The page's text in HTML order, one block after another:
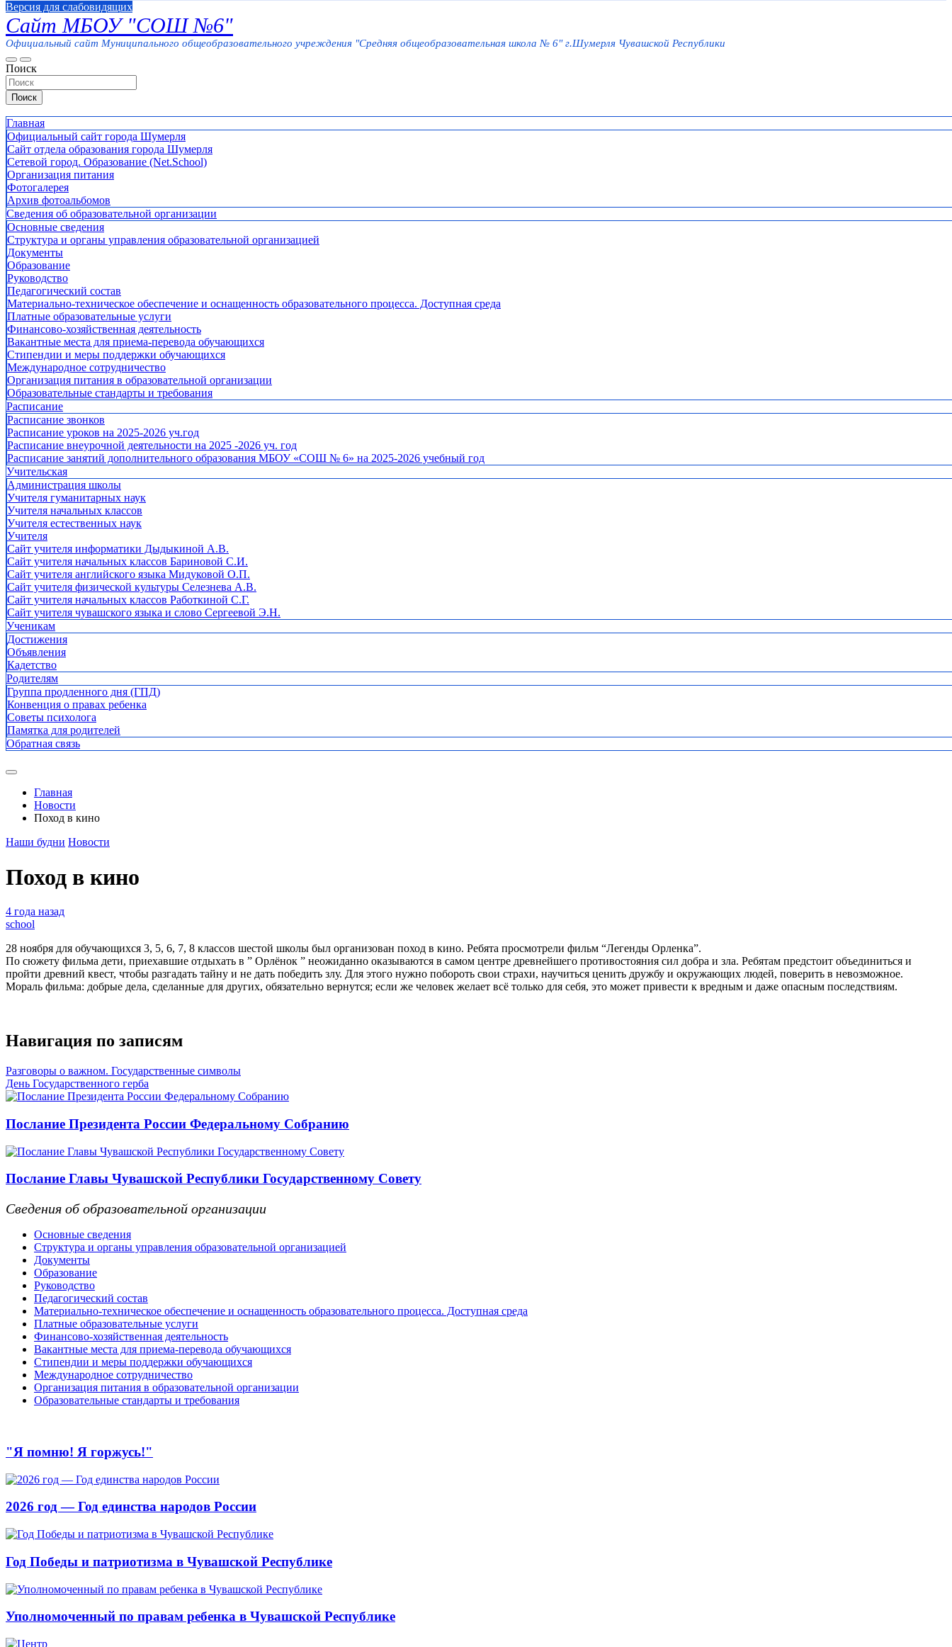
Версия для слабовидящих
Сайт МБОУ "СОШ №6"
Официальный сайт Муниципального общеобразовательного учреждения "Средняя общеобразовательная школа № 6" г.Шумерля Чувашской Республики
Поиск
Поиск
Главная
Официальный сайт города Шумерля
Сайт отдела образования города Шумерля
Сетевой город. Образование (Net.School)
Организация питания
Фотогалерея
Архив фотоальбомов
Сведения об образовательной организации
Основные сведения
Структура и органы управления образовательной организацией
Документы
Образование
Руководство
Педагогический состав
Материально-техническое обеспечение и оснащенность образовательного процесса. Доступная среда
Платные образовательные услуги
Финансово-хозяйственная деятельность
Вакантные места для приема-перевода обучающихся
Стипендии и меры поддержки обучающихся
Международное сотрудничество
Организация питания в образовательной организации
Образовательные стандарты и требования
Расписание
Расписание звонков
Расписание уроков на 2025-2026 уч.год
Расписание внеурочной деятельности на 2025 -2026 уч. год
Расписание занятий дополнительного образования МБОУ «СОШ № 6» на 2025-2026 учебный год
Учительская
Администрация школы
Учителя гуманитарных наук
Учителя начальных классов
Учителя естественных наук
Учителя
Cайт учителя информатики Дыдыкиной А.В.
Сайт учителя начальных классов Бариновой С.И.
Сайт учителя английского языка Мидуковой О.П.
Сайт учителя физической культуры Селезнева А.В.
Сайт учителя начальных классов Работкиной С.Г.
Сайт учителя чувашского языка и слово Сергеевой Э.Н.
Ученикам
Достижения
Объявления
Кадетство
Родителям
Группа продленного дня (ГПД)
Конвенция о правах ребенка
Советы психолога
Памятка для родителей
Обратная связь
Главная
Новости
Поход в кино
Наши будни Новости
Поход в кино
4 года назад
school
28 ноября для обучающихся 3, 5, 6, 7, 8 классов шестой школы был организован поход в кино. Ребята просмотрели фильм “Легенды Орленка”.
По сюжету фильма дети, приехавшие отдыхать в ” Орлёнок ” неожиданно оказываются в самом центре древнейшего противостояния сил добра и зла. Ребятам предстоит объединиться и
пройти древний квест, чтобы разгадать тайну и не дать победить злу. Для этого нужно побороть свои страхи, научиться ценить дружбу и окружающих людей, поверить в невозможное.
Мораль фильма: добрые дела, сделанные для других, обязательно вернутся; если же человек желает всё только для себя, это может привести к вредным и даже опасным последствиям.
Навигация по записям
Разговоры о важном. Государственные символы
День Государственного герба
Послание Президента России Федеральному Собранию
Послание Главы Чувашской Республики Государственному Совету
Сведения об образовательной организации
Основные сведения
Структура и органы управления образовательной организацией
Документы
Образование
Руководство
Педагогический состав
Материально-техническое обеспечение и оснащенность образовательного процесса. Доступная среда
Платные образовательные услуги
Финансово-хозяйственная деятельность
Вакантные места для приема-перевода обучающихся
Стипендии и меры поддержки обучающихся
Международное сотрудничество
Организация питания в образовательной организации
Образовательные стандарты и требования
"Я помню! Я горжусь!"
2026 год — Год единства народов России
Год Победы и патриотизма в Чувашской Республике
Уполномоченный по правам ребенка в Чувашской Республике